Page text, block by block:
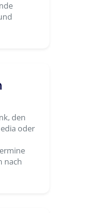
den
oder
nach